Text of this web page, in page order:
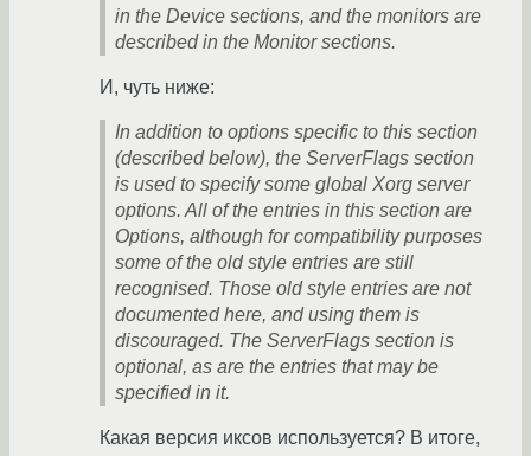
in the Device sections, and the monitors are
described in the Monitor sections.
И, чуть ниже:
In addition to options specific to this section
(described below), the ServerFlags section
is used to specify some global Xorg server
options. All of the entries in this section are
Options, although for compatibility purposes
some of the old style entries are still
recognised. Those old style entries are not
documented here, and using them is
discouraged. The ServerFlags section is
optional, as are the entries that may be
specified in it.
Какая версия иксов используется? В итоге,